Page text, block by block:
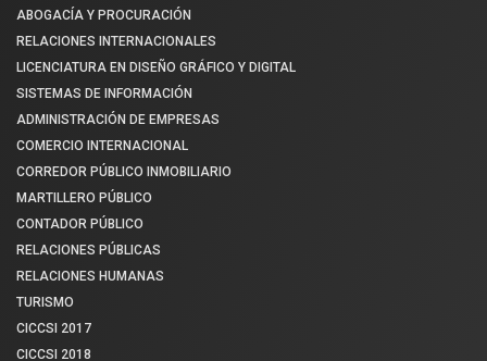
ABOGACÍA Y PROCURACIÓN
RELACIONES INTERNACIONALES
LICENCIATURA EN DISEÑO GRÁFICO Y DIGITAL
SISTEMAS DE INFORMACIÓN
ADMINISTRACIÓN DE EMPRESAS
COMERCIO INTERNACIONAL
CORREDOR PÚBLICO INMOBILIARIO
MARTILLERO PÚBLICO
CONTADOR PÚBLICO
RELACIONES PÚBLICAS
RELACIONES HUMANAS
TURISMO
CICCSI 2017
CICCSI 2018